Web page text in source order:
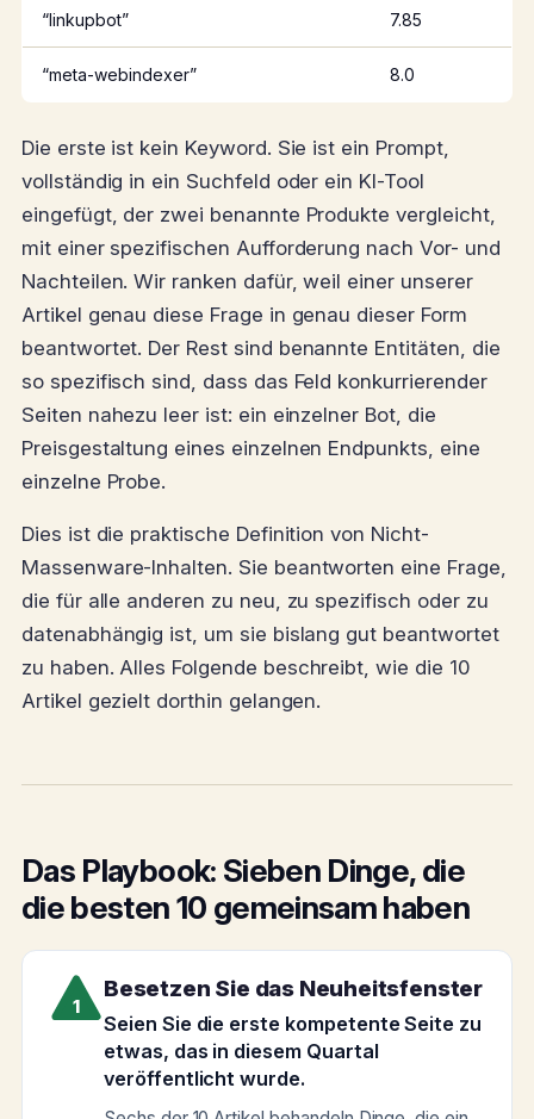
“linkupbot” 7.85
“meta-webindexer” 8.0
Die erste ist kein Keyword. Sie ist ein Prompt,
vollständig in ein Suchfeld oder ein KI-Tool
eingefügt, der zwei benannte Produkte vergleicht,
mit einer spezifischen Aufforderung nach Vor- und
Nachteilen. Wir ranken dafür, weil einer unserer
Artikel genau diese Frage in genau dieser Form
beantwortet. Der Rest sind benannte Entitäten, die
so spezifisch sind, dass das Feld konkurrierender
Seiten nahezu leer ist: ein einzelner Bot, die
Preisgestaltung eines einzelnen Endpunkts, eine
einzelne Probe.
Dies ist die praktische Definition von Nicht-
Massenware-Inhalten. Sie beantworten eine Frage,
die für alle anderen zu neu, zu spezifisch oder zu
datenabhängig ist, um sie bislang gut beantwortet
zu haben. Alles Folgende beschreibt, wie die 10
Artikel gezielt dorthin gelangen.
Das Playbook: Sieben Dinge, die
die besten 10 gemeinsam haben
1
Besetzen Sie das Neuheitsfenster
Seien Sie die erste kompetente Seite zu
etwas, das in diesem Quartal
veröffentlicht wurde.